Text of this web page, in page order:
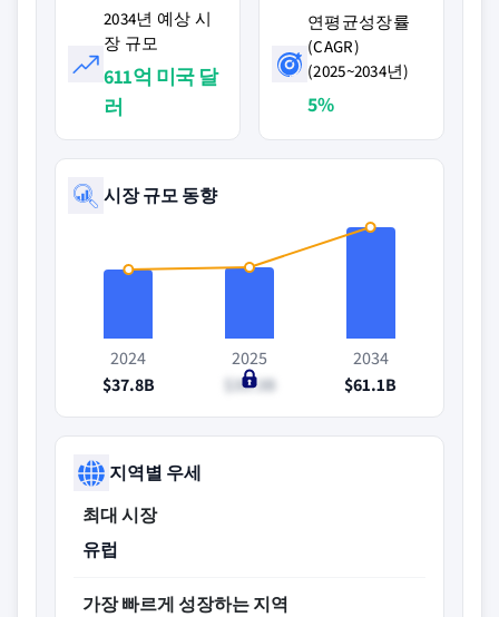
2034년 예상 시
장 규모
611억 미국 달
러
연평균성장률
(CAGR)
(2025~2034년)
5%
시장 규모 동향
2024
$37.8B
2025
$39.3B
2034
$61.1B
지역별 우세
최대 시장
유럽
가장 빠르게 성장하는 지역